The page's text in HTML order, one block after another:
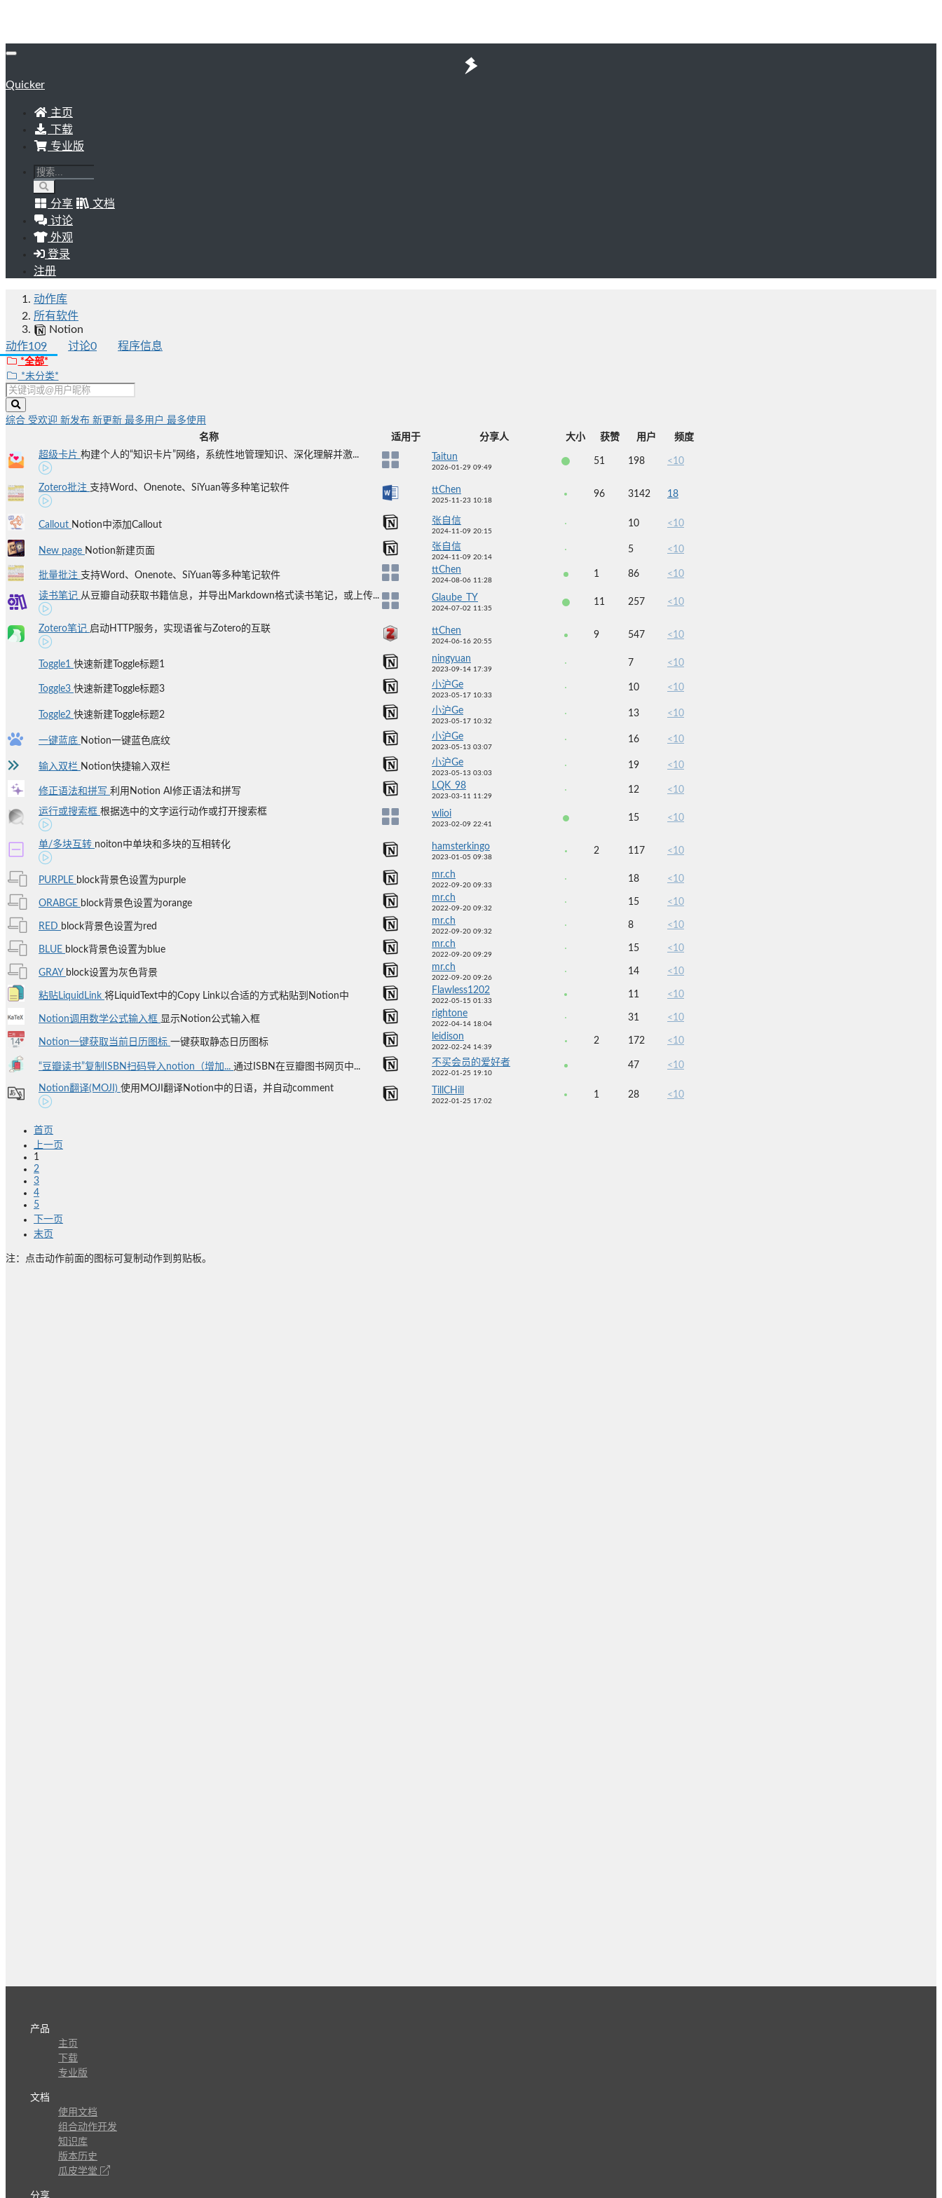
Quicker
主页
下载
专业版
分享
文档
讨论
外观
登录
注册
动作库
所有软件
Notion
动作109 讨论0 程序信息
*全部*
*未分类*
综合 受欢迎 新发布 新更新 最多用户 最多使用
名称
适用于 分享人 大小 获赞 用户
频度
超级卡片 构建个人的“知识卡片”网络，系统性地管理知识、深化理解并激... Taitun
2026-01-29 09:49
51 198 <10
Zotero批注 支持Word、Onenote、SiYuan等多种笔记软件 ttChen
2025-11-23 10:18
96 3142 18
Callout Notion中添加Callout 张自信
2024-11-09 20:15
10 <10
New page Notion新建页面 张自信
2024-11-09 20:14
5 <10
批量批注 支持Word、Onenote、SiYuan等多种笔记软件
ttChen
2024-08-06 11:28
1 86 <10
读书笔记 从豆瓣自动获取书籍信息，并导出Markdown格式读书笔记，或上传... Glaube_TY
2024-07-02 11:35
11 257 <10
Zotero笔记 启动HTTP服务，实现语雀与Zotero的互联 ttChen
2024-06-16 20:55
9 547 <10
Toggle1 快速新建Toggle标题1
ningyuan
2023-09-14 17:39
7 <10
Toggle3 快速新建Toggle标题3 小沪Ge
2023-05-17 10:33
10 <10
Toggle2 快速新建Toggle标题2 小沪Ge
2023-05-17 10:32
13 <10
一键蓝底 Notion一键蓝色底纹 小沪Ge
2023-05-13 03:07
16 <10
输入双栏 Notion快捷输入双栏 小沪Ge
2023-05-13 03:03
19 <10
修正语法和拼写 利用Notion AI修正语法和拼写
LQK_98
2023-03-11 11:29
12 <10
运行或搜索框 根据选中的文字运行动作或打开搜索框 wlioi
2023-02-09 22:41
15 <10
单/多块互转 noiton中单块和多块的互相转化 hamsterkingo
2023-01-05 09:38
2 117 <10
PURPLE block背景色设置为purple
mr.ch
2022-09-20 09:33
18 <10
ORABGE block背景色设置为orange
mr.ch
2022-09-20 09:32
15 <10
RED block背景色设置为red
mr.ch
2022-09-20 09:32
8 <10
BLUE block背景色设置为blue
mr.ch
2022-09-20 09:29
15 <10
GRAY block设置为灰色背景
mr.ch
2022-09-20 09:26
14 <10
粘贴LiquidLink 将LiquidText中的Copy Link以合适的方式粘贴到Notion中
Flawless1202
2022-05-15 01:33
11 <10
Notion调用数学公式输入框 显示Notion公式输入框
rightone
2022-04-14 18:04
31 <10
Notion一键获取当前日历图标 一键获取静态日历图标
leidison
2022-02-24 14:39
2 172 <10
“豆瓣读书”复制ISBN扫码导入notion（增加... 通过ISBN在豆瓣图书网页中... 不买会员的爱好者
2022-01-25 19:10
47 <10
Notion翻译(MOJI) 使用MOJI翻译Notion中的日语，并自动comment TillCHill
2022-01-25 17:02
1 28 <10
首页
上一页
1
2
3
4
5
下一页
末页
注：点击动作前面的图标可复制动作到剪贴板。
产品
主页
下载
专业版
文档
使用文档
组合动作开发
知识库
版本历史
瓜皮学堂
分享